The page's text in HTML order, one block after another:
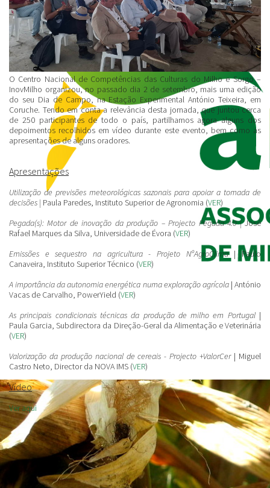
O Centro Nacional de Competências das Culturas do Milho e Sorgo –
InovMilho organizou, no passado dia 2 de setembro, mais uma edição
do seu Dia de Campo, na Estação Experimental António Teixeira, em
Coruche. Tendo em conta a relevância desta jornada, que juntou cerca
de 250 participantes de todo o país, partilhamos agora alguns dos
depoimentos recolhidos em vídeo durante este evento, bem como as
apresentações de alguns oradores.
Apresentações
Utilização de previsões meteorológicas sazonais para apoiar a tomada de
decisões | Paula Paredes, Instituto Superior de Agronomia (VER)
Pegada(s): Motor de inovação da produção – Projecto Pegada 4.0 |José
Rafael Marques da Silva, Universidade de Évora (VER)
Emissões e sequestro na agricultura - Projeto NºAgroClima| Paulo
Canaveira, Instituto Superior Técnico (VER)
A importância da autonomia energética numa exploração agrícola| António
Vacas de Carvalho, PowerYield (VER)
As principais condicionais técnicas da produção de milho em Portugal|
Paula Garcia, Subdirectora da Direção-Geral da Alimentação e Veterinária
(VER)
Valorização da produção nacional de cereais - Projecto +ValorCer| Miguel
Castro Neto, Director da NOVA IMS (VER)
Vídeo
Ver aqui
© ANPROMIS.
Design: MBSI